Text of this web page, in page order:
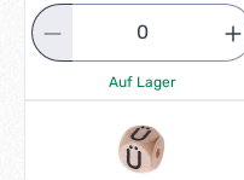
Auf Lager